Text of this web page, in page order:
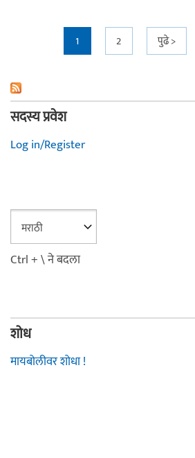
1 2 पुढे >
सदस्य प्रवेश
Log in/Register
Ctrl + \ ने बदला
शोध
मायबोलीवर शोधा !